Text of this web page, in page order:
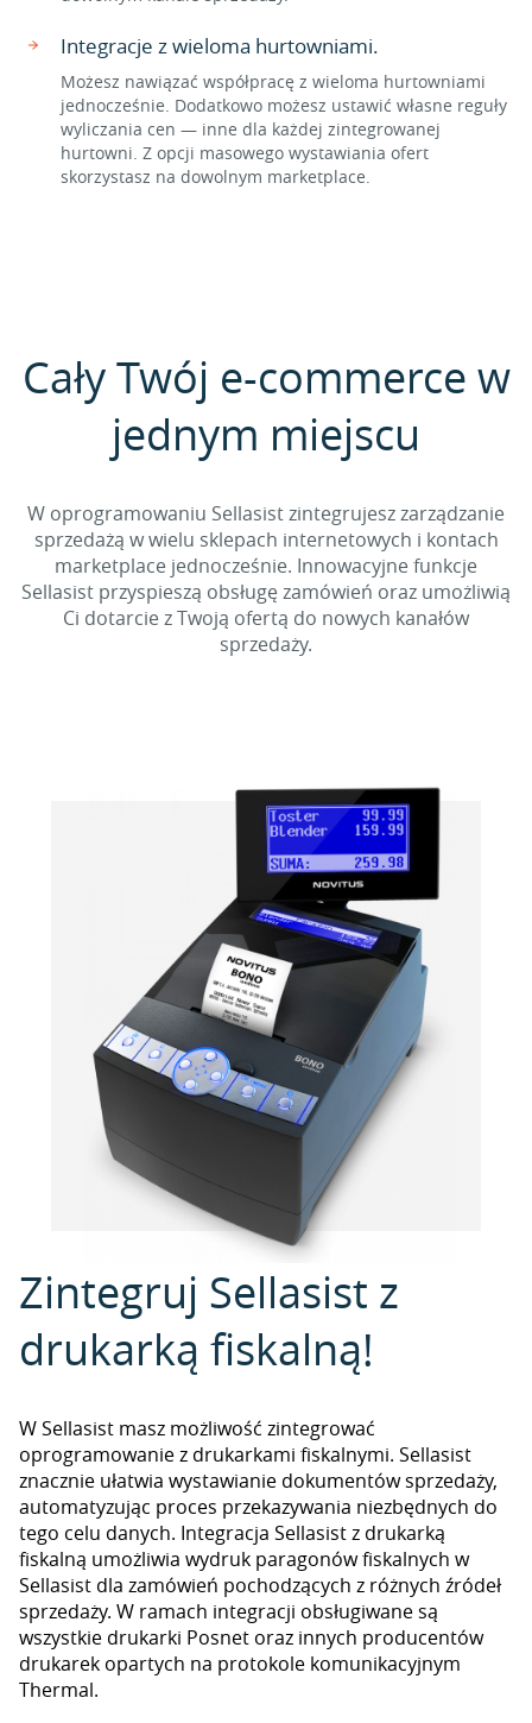
Integracje z wieloma hurtowniami.
Możesz nawiązać współpracę z wieloma hurtowniami
jednocześnie. Dodatkowo możesz ustawić własne reguły
wyliczania cen — inne dla każdej zintegrowanej
hurtowni. Z opcji masowego wystawiania ofert
skorzystasz na dowolnym marketplace.
Cały Twój e-commerce w
jednym miejscu
W oprogramowaniu Sellasist zintegrujesz zarządzanie
sprzedażą w wielu sklepach internetowych i kontach
marketplace jednocześnie. Innowacyjne funkcje
Sellasist przyspieszą obsługę zamówień oraz umożliwią
Ci dotarcie z Twoją ofertą do nowych kanałów
sprzedaży.
Zintegruj Sellasist z
drukarką fiskalną!
W Sellasist masz możliwość zintegrować
oprogramowanie z drukarkami fiskalnymi. Sellasist
znacznie ułatwia wystawianie dokumentów sprzedaży,
automatyzując proces przekazywania niezbędnych do
tego celu danych. Integracja Sellasist z drukarką
fiskalną umożliwia wydruk paragonów fiskalnych w
Sellasist dla zamówień pochodzących z różnych źródeł
sprzedaży. W ramach integracji obsługiwane są
wszystkie drukarki Posnet oraz innych producentów
drukarek opartych na protokole komunikacyjnym
Thermal.